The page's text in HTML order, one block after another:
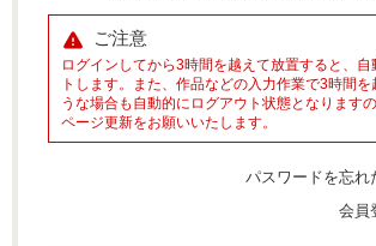
ご注意
ログインしてから3時間を越えて放置すると、自
トします。また、作品などの入力作業で3時間を
うな場合も自動的にログアウト状態となります
ページ更新をお願いいたします。
パスワードを忘れ
会員